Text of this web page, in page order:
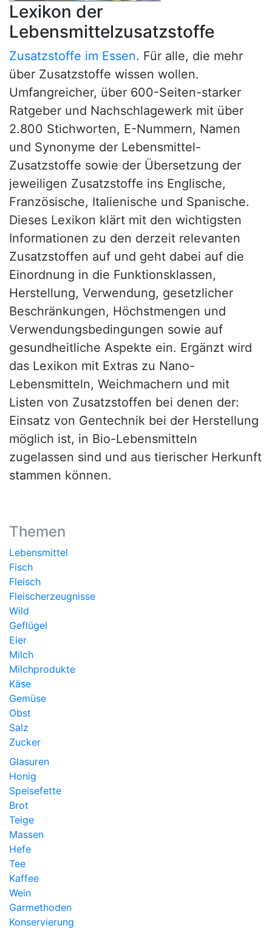
Lexikon der
Lebensmittelzusatzstoffe
Zusatzstoffe im Essen. Für alle, die mehr
über Zusatzstoffe wissen wollen.
Umfangreicher, über 600-Seiten-starker
Ratgeber und Nachschlagewerk mit über
2.800 Stichworten, E-Nummern, Namen
und Synonyme der Lebensmittel-
Zusatzstoffe sowie der Übersetzung der
jeweiligen Zusatzstoffe ins Englische,
Französische, Italienische und Spanische.
Dieses Lexikon klärt mit den wichtigsten
Informationen zu den derzeit relevanten
Zusatzstoffen auf und geht dabei auf die
Einordnung in die Funktionsklassen,
Herstellung, Verwendung, gesetzlicher
Beschränkungen, Höchstmengen und
Verwendungsbedingungen sowie auf
gesundheitliche Aspekte ein. Ergänzt wird
das Lexikon mit Extras zu Nano-
Lebensmitteln, Weichmachern und mit
Listen von Zusatzstoffen bei denen der:
Einsatz von Gentechnik bei der Herstellung
möglich ist, in Bio-Lebensmitteln
zugelassen sind und aus tierischer Herkunft
stammen können.
Themen
Lebensmittel
Fisch
Fleisch
Fleischerzeugnisse
Wild
Geflügel
Eier
Milch
Milchprodukte
Käse
Gemüse
Obst
Salz
Zucker
Glasuren
Honig
Speisefette
Brot
Teige
Massen
Hefe
Tee
Kaffee
Wein
Garmethoden
Konservierung